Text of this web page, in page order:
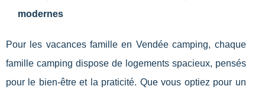
modernes
Pour les vacances famille en Vendée camping, chaque
famille camping dispose de logements spacieux, pensés
pour le bien-être et la praticité. Que vous optiez pour un